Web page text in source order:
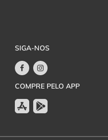
SIGA-NOS
COMPRE PELO APP